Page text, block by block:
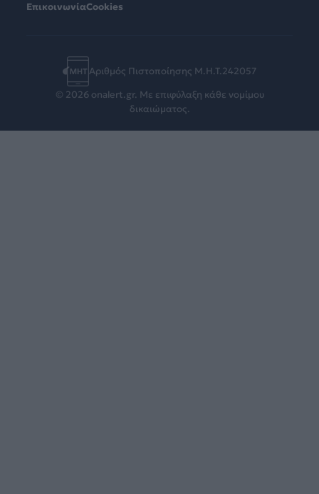
ΕπικοινωνίαCookies
Αριθμός Πιστοποίησης Μ.Η.Τ.242057
© 2026 onalert.gr. Με επιφύλαξη κάθε νομίμου
δικαιώματος.